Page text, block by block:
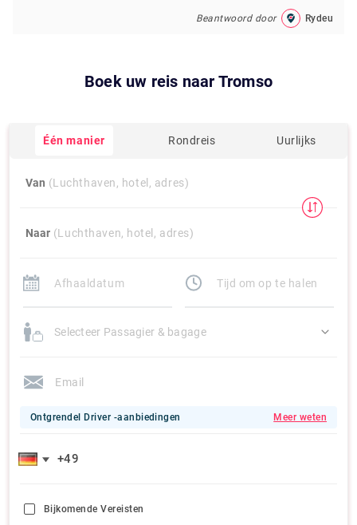
Beantwoord door Rydeu
Boek uw reis naar Tromso
Één manier Rondreis Uurlijks
Van (Luchthaven, hotel, adres)
Naar (Luchthaven, hotel, adres)
Selecteer Passagier & bagage
Ontgrendel Driver -aanbiedingen Meer weten
Bijkomende Vereisten